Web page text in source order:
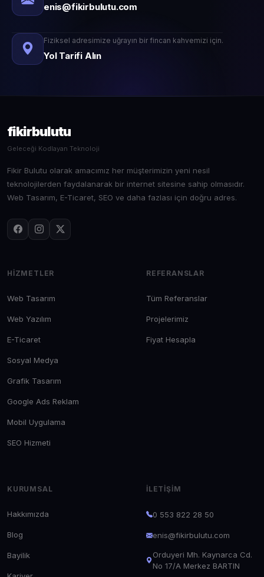
enis@fikirbulutu.com
Fiziksel adresimize uğrayın bir fincan kahvemizi için.
Yol Tarifi Alın
fikirbulutu
Geleceği Kodlayan Teknoloji
Fikir Bulutu olarak amacımız her müşterimizin yeni nesil
teknolojilerden faydalanarak bir internet sitesine sahip olmasıdır.
Web Tasarım, E-Ticaret, SEO ve daha fazlası için doğru adres.
HIZMETLER
Web Tasarım
Web Yazılım
E-Ticaret
Sosyal Medya
Grafik Tasarım
Google Ads Reklam
Mobil Uygulama
SEO Hizmeti
REFERANSLAR
Tüm Referanslar
Projelerimiz
Fiyat Hesapla
KURUMSAL
Hakkımızda
Blog
Bayilik
İLETIŞIM
0 553 822 28 50
enis@fikirbulutu.com
Orduyeri Mh. Kaynarca Cd.
No 17/A Merkez BARTIN